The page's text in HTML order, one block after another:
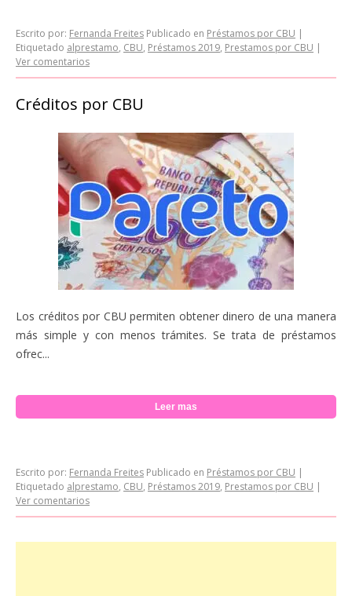
Escrito por: Fernanda Freites Publicado en Préstamos por CBU |
Etiquetado alprestamo, CBU, Préstamos 2019, Prestamos por CBU |
Ver comentarios
Créditos por CBU
Los créditos por CBU permiten obtener dinero de una manera
más simple y con menos trámites. Se trata de préstamos
ofrec...
Leer mas
Escrito por: Fernanda Freites Publicado en Préstamos por CBU |
Etiquetado alprestamo, CBU, Préstamos 2019, Prestamos por CBU |
Ver comentarios